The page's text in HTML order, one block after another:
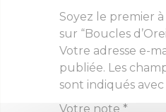
Soyez le premier à
sur “Boucles
Votre adresse e-
publiée. Les
sont indiqués avec
Votre note *